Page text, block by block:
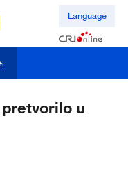
Language
u